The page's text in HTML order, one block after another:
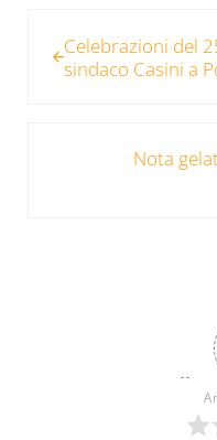
Celebrazioni del
sindaco Casini a
Nota